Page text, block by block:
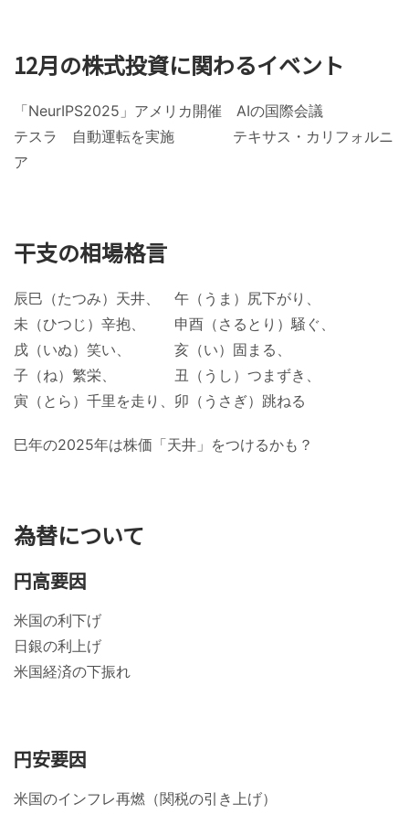
12月の株式投資に関わるイベント
「NeurIPS2025」アメリカ開催 AIの国際会議
テスラ 自動運転を実施 テキサス・カリフォルニ
ア
干支の相場格言
辰巳（たつみ）天井、 午（うま）尻下がり、
未（ひつじ）辛抱、 申酉（さるとり）騒ぐ、
戌（いぬ）笑い、 亥（い）固まる、
子（ね）繁栄、 丑（うし）つまずき、
寅（とら）千里を走り、卯（うさぎ）跳ねる
巳年の2025年は株価「天井」をつけるかも？
為替について
円高要因
米国の利下げ
日銀の利上げ
米国経済の下振れ
円安要因
米国のインフレ再燃（関税の引き上げ）